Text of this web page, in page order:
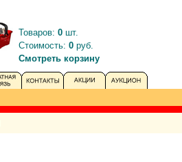
Товаров: 0 шт.
Стоимость: 0 руб.
Смотреть корзину